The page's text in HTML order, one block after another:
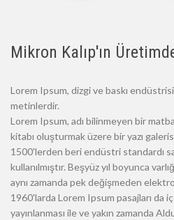
Mikron Kalıp'ın
Lorem Ipsum, dizgi ve baskı
metinlerdir.
Lorem Ipsum, adı bilinmeyen bir
kitabı oluşturmak üzere bir yazı
1500'lerden beri endüstri standardı
kullanılmıştır. Beşyüz yıl boyunca
aynı zamanda pek değişmeden
1960'larda Lorem Ipsum pasajları da
yayınlanması ile ve yakın zamanda